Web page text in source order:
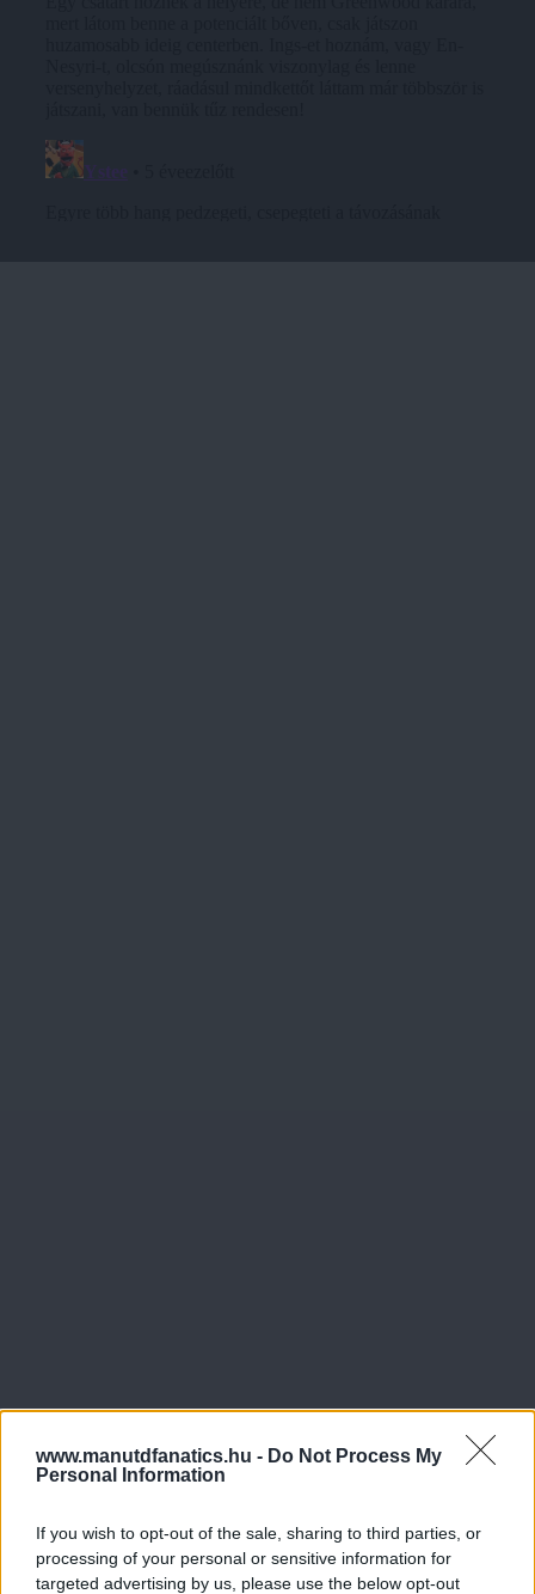
www.manutdfanatics.hu - Do Not Process My
Personal Information
If you wish to opt-out of the sale, sharing to third parties, or
processing of your personal or sensitive information for
targeted advertising by us, please use the below opt-out